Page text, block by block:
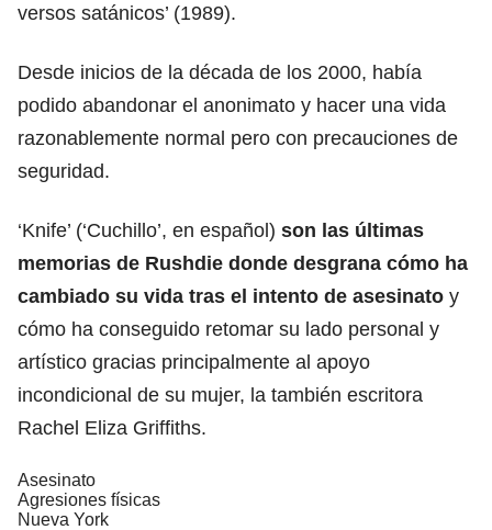
versos satánicos’ (1989).
Desde inicios de la década de los 2000, había
podido abandonar el anonimato y hacer una vida
razonablemente normal pero con precauciones de
seguridad.
‘Knife’ (‘Cuchillo’, en español) son las últimas
memorias de Rushdie donde desgrana cómo ha
cambiado su vida tras el intento de asesinato y
cómo ha conseguido retomar su lado personal y
artístico gracias principalmente al apoyo
incondicional de su mujer, la también escritora
Rachel Eliza Griffiths.
Asesinato
Agresiones físicas
Nueva York